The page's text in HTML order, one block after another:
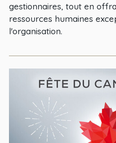
gestionnaires, tout en
ressources humaines
l'organisation.